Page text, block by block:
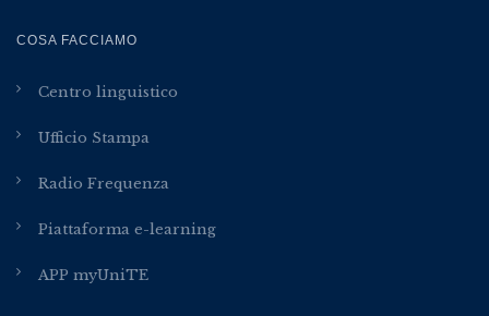
COSA FACCIAMO
Centro linguistico
Ufficio Stampa
Radio Frequenza
Piattaforma e-learning
APP myUniTE